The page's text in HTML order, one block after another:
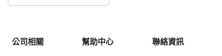
公司相關 幫助中心 聯絡資訊